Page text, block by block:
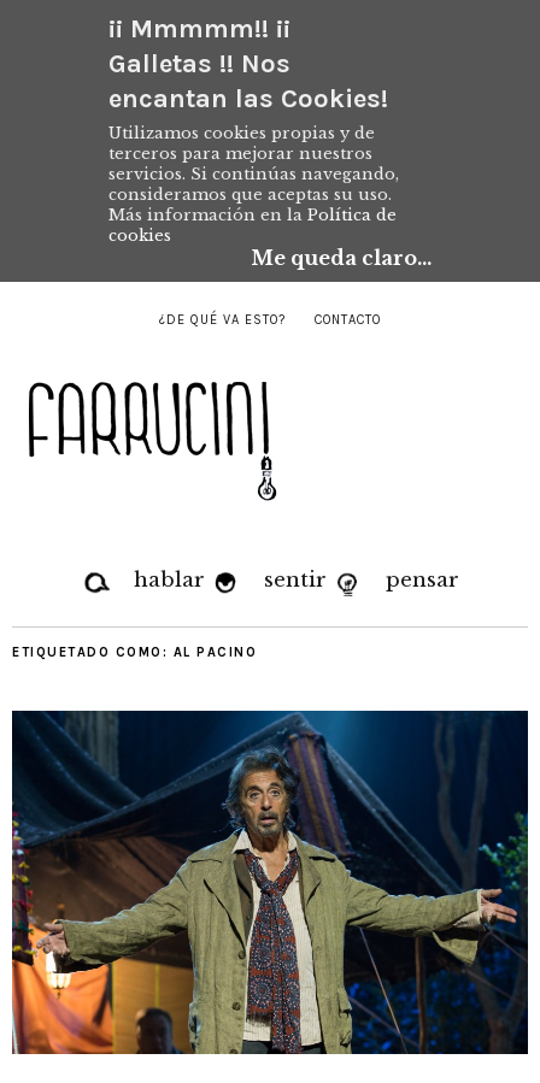
¡¡ Mmmmm!! ¡¡
Galletas !! Nos
encantan las Cookies!
Utilizamos cookies propias y de
terceros para mejorar nuestros
servicios. Si continúas navegando,
consideramos que aceptas su uso.
Más información en la Política de
cookies
Me queda claro...
¿DE QUÉ VA ESTO? CONTACTO
hablar sentir pensar
ETIQUETADO COMO: AL PACINO